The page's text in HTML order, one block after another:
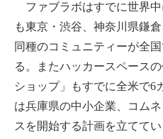
ファブラボはすでに世界
も東京・渋谷、神奈川県鎌
同種のコミュニティーが全
る。またハッカースペース
ショップ」もすでに全米で6
は兵庫県の中小企業、コム
スを開始する計画を立てて